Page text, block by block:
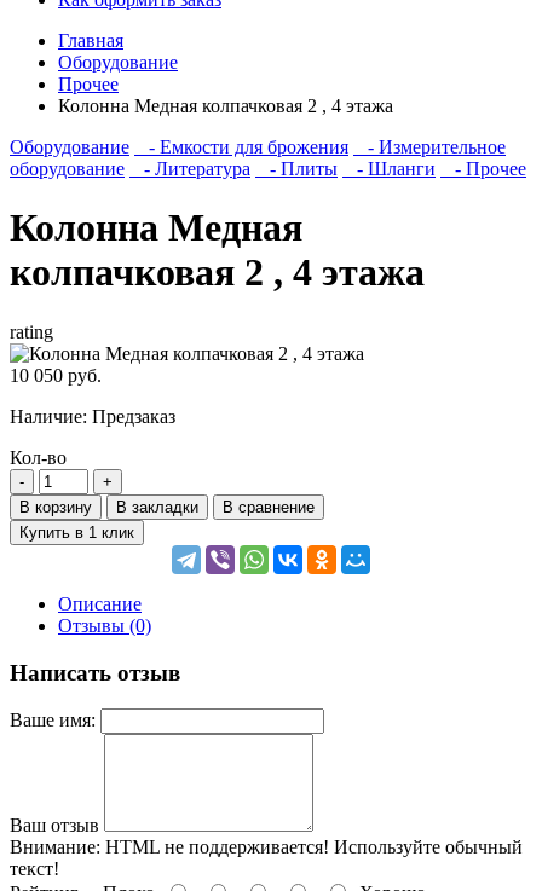
Главная
Оборудование
Прочее
Колонна Медная колпачковая 2 , 4 этажа
Оборудование
- Емкости для брожения
- Измерительное
оборудование
- Литература - Плиты - Шланги - Прочее
Колонна Медная
колпачковая 2 , 4 этажа
rating
10 050 руб.
Наличие: Предзаказ
Кол-во
В корзину В закладки
В сравнение
Купить в 1 клик
Описание
Отзывы (0)
Написать отзыв
Ваше имя:
Ваш отзыв
Внимание: HTML не поддерживается! Используйте обычный
текст!